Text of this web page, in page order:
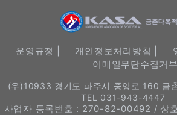
운영규정 | 개인정보처리방침 |
이메일무단수집거부
(우)10933 경기도 파주시 중앙로 160 금
TEL 031-943-4447
사업자 등록번호 : 270-82-00492 / 상